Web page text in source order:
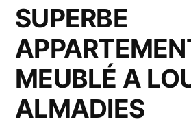
SUPERBE
MEUBLÉ A
ALMADIES